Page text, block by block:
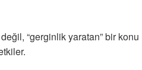
“gerginlik yaratan” bir konu